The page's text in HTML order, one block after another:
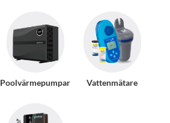
Poolvärmepumpar Vattenmätare